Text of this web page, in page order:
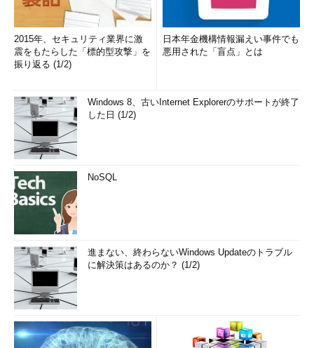
2015年、セキュリティ業界に激
震をもたらした「標的型攻撃」を
振り返る (1/2)
日本年金機構情報漏えい事件でも
悪用された「盲点」とは
Windows 8、古いInternet Explorerのサポートが終了
した日 (1/2)
NoSQL
進まない、終わらないWindows Updateのトラブル
に解決策はあるのか？ (1/2)